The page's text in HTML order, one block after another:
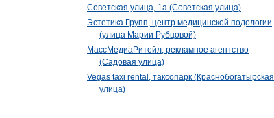
Советская улица, 1а (Советская улица)
Эстетика Групп, центр медицинской подологии
(улица Марии Рубцовой)
МассМедиаРитейл, рекламное агентство
(Садовая улица)
Vegas taxi rental, таксопарк (Краснобогатырская
улица)